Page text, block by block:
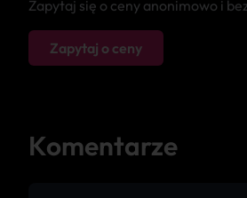
Zapytaj się o ceny anonimowo i
Zapytaj o ceny
Komentarze